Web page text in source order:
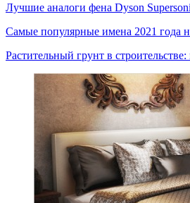
Лучшие аналоги фена Dyson
Самые популярные имена 2021 года
Растительный грунт в